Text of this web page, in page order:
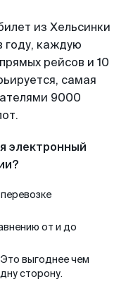
из Хельсинки
году, каждую
рейсов и 10
самая
9000
электронный
от и до
выгоднее чем
сторону.